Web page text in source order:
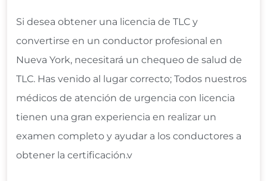
Si desea obtener una licencia de TLC y
convertirse en un conductor profesional en
Nueva York, necesitará un chequeo de salud de
TLC. Has venido al lugar correcto; Todos nuestros
médicos de atención de urgencia con licencia
tienen una gran experiencia en realizar un
examen completo y ayudar a los conductores a
obtener la certificación.v